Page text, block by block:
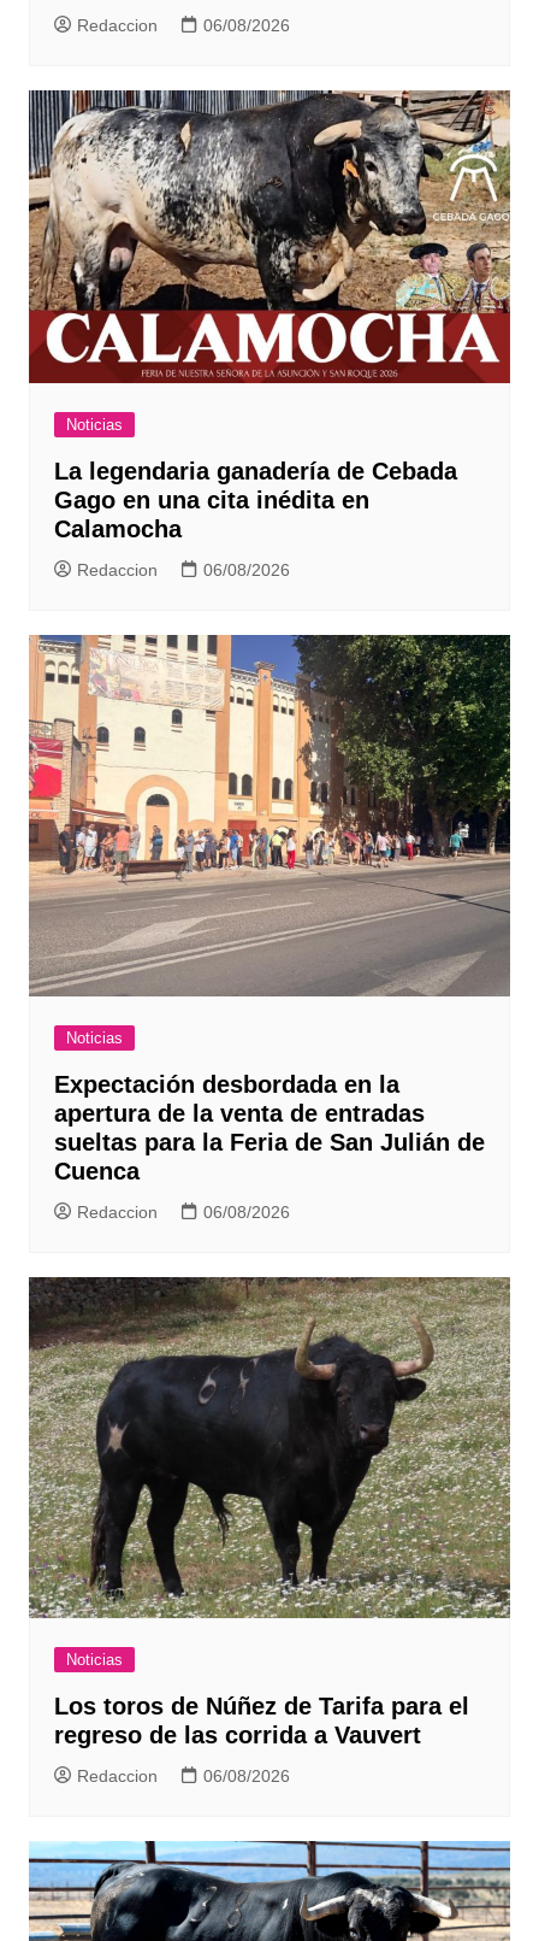
Redaccion 06/08/2026
Noticias
La legendaria ganadería de Cebada
Gago en una cita inédita en
Calamocha
Redaccion 06/08/2026
Noticias
Expectación desbordada en la
apertura de la venta de entradas
sueltas para la Feria de San Julián de
Cuenca
Redaccion 06/08/2026
Noticias
Los toros de Núñez de Tarifa para el
regreso de las corrida a Vauvert
Redaccion 06/08/2026